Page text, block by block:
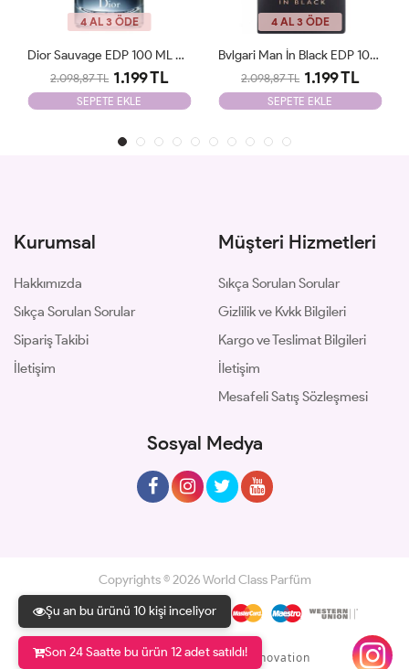
Şu an bu ürünü 10 kişi inceliyor
Son 24 Saatte bu ürün 12 adet satıldı!
4 AL 3 ÖDE
Bvlgari Man İn Black EDP 100ml Parfüm Man Tester
2.098,87 TL 1.199 TL
SEPETE EKLE
4 AL 3 ÖDE
Chanel Blue De Chanel EDP 100ml Parfüm Man Tester
2.098,87 TL 1.199 TL
SEPETE EKLE
Kurumsal
Hakkımızda
Sıkça Sorulan Sorular
Sipariş Takibi
İletişim
Müşteri Hizmetleri
Sıkça Sorulan Sorular
Gizlilik ve Kvkk Bilgileri
Kargo ve Teslimat Bilgileri
İletişim
Mesafeli Satış Sözleşmesi
Sosyal Medya
Copyrights © 2026 World Class Parfüm
Geliştir - powered by innovation